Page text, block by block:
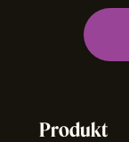
Produkt